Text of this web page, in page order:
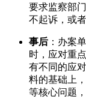
要求监察部
不起诉，或
事后 ：办案
时，应对重
有不同的应
料的基础上
等核心问题